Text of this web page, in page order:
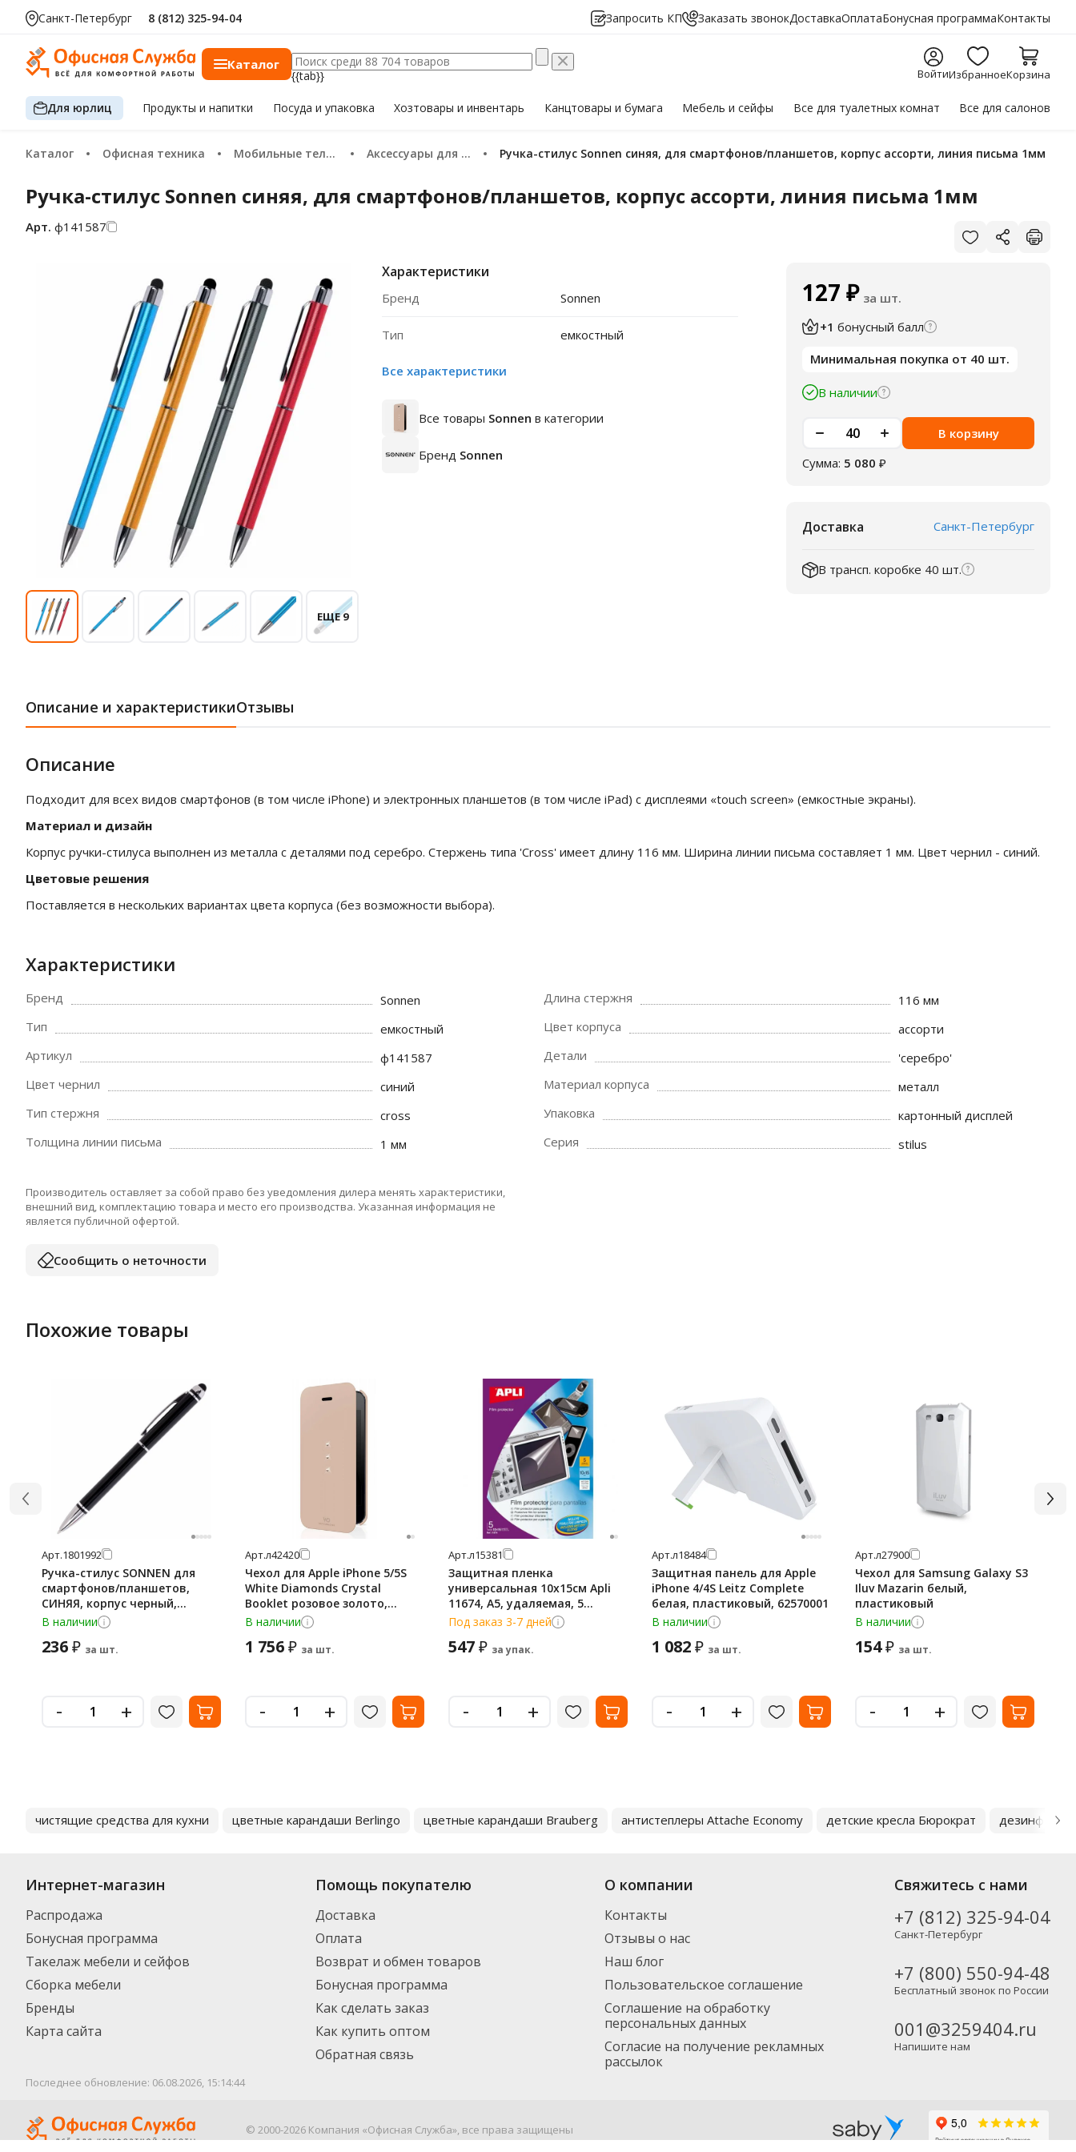
Санкт-Петербург 8 (812) 325-94-04 Запросить КП Заказать звонокДоставкаОплатаБонусная программаКонтакты
Каталог
{{tab}} ВойтиИзбранноеКорзина
Для юрлиц Продуктыи напитки Посуда и упаковка Хозтоварыи инвентарь Канцтовары и бумага Мебельи сейфы Все для туалетных комнат Все для салонов
Каталог Офисная техника Мобильные телефоны и аксессуары Аксессуары для мобильных телефонов Ручка-стилус Sonnen синяя, для смартфонов/планшетов, корпус ассорти, линия письма 1мм
Ручка-стилус Sonnen синяя, для смартфонов/планшетов, корпус ассорти, линия письма 1мм
Арт. ф141587
ЕЩЕ 9
Характеристики
Бренд Sonnen
Тип емкостный
Все характеристики
Все товары Sonnen в категории
Бренд Sonnen
127 ₽ за шт.
+1 бонусный балл
Минимальная покупка от 40 шт.
В наличии
В корзину
Сумма: 5 080 ₽
Доставка Санкт-Петербург
В трансп. коробке 40 шт.
Описание и характеристикиОтзывы
Описание
Подходит для всех видов смартфонов (в том числе iPhone) и электронных планшетов (в том числе iPad) с дисплеями «touch screen» (емкостные экраны).
Материал и дизайн
Корпус ручки-стилуса выполнен из металла с деталями под серебро. Стержень типа 'Cross' имеет длину 116 мм. Ширина линии письма составляет 1 мм. Цвет чернил - синий.
Цветовые решения
Поставляется в нескольких вариантах цвета корпуса (без возможности выбора).
Характеристики
Бренд
Sonnen
Тип
емкостный
Артикул
ф141587
Цвет чернил
синий
Тип стержня
cross
Толщина линии письма
1 мм
Длина стержня
116 мм
Цвет корпуса
ассорти
Детали
'серебро'
Материал корпуса
металл
Упаковка
картонный дисплей
Серия
stilus
Производитель оставляет за собой право без уведомления дилера менять характеристики,
внешний вид, комплектацию товара и место его производства. Указанная информация не
является публичной офертой.
Сообщить о неточности
Похожие товары
Арт.1801992
Ручка-стилус SONNEN для
смартфонов/планшетов,
СИНЯЯ, корпус черный,
серебристые детали, линия
письма 1 мм, 141589
В наличии
236₽ за шт.
- +
Арт.л42420
Чехол для Apple iPhone 5/5S
White Diamonds Crystal
Booklet розовое золото,
натуральная кожа
В наличии
1 756₽ за шт.
- +
Арт.л15381
Защитная пленка
универсальная 10х15см Apli
11674, А5, удаляемая, 5
листов
Под заказ 3-7 дней
547₽ за упак.
- +
Арт.л18484
Защитная панель для Apple
iPhone 4/4S Leitz Complete
белая, пластиковый, 62570001
В наличии
1 082₽ за шт.
- +
Арт.л27900
Чехол для Samsung Galaxy S3
Iluv Mazarin белый,
пластиковый
В наличии
154₽ за шт.
- +
чистящие средства для кухни цветные карандаши Berlingo цветные карандаши Brauberg антистеплеры Attache Economy детские кресла Бюрократ
Интернет-магазин
Распродажа
Бонусная программа
Такелаж мебели и сейфов
Сборка мебели
Бренды
Карта сайта
Помощь покупателю
Доставка
Оплата
Возврат и обмен товаров
Бонусная программа
Как сделать заказ
Как купить оптом
Обратная связь
О компании
Контакты
Отзывы о нас
Наш блог
Пользовательское соглашение
Соглашение на обработку
персональных данных
Согласие на получение рекламных
рассылок
Свяжитесь с нами
+7 (812) 325-94-04
Санкт-Петербург
+7 (800) 550-94-48
Бесплатный звонок по России
001@3259404.ru
Напишите нам
Последнее обновление: 06.08.2026, 15:14:44
© 2000-2026 Компания «Офисная Служба», все права защищены